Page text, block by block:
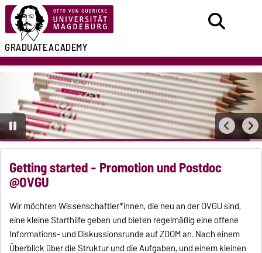
GRADUATEACADEMY
Getting started - Promotion und Postdoc
@OVGU
Wir möchten Wissenschaftler*innen, die neu an der OVGU sind,
eine kleine Starthilfe geben und bieten regelmäßig eine offene
Informations- und Diskussionsrunde auf ZOOM an. Nach einem
Überblick über die Struktur und die Aufgaben, und einem kleinen